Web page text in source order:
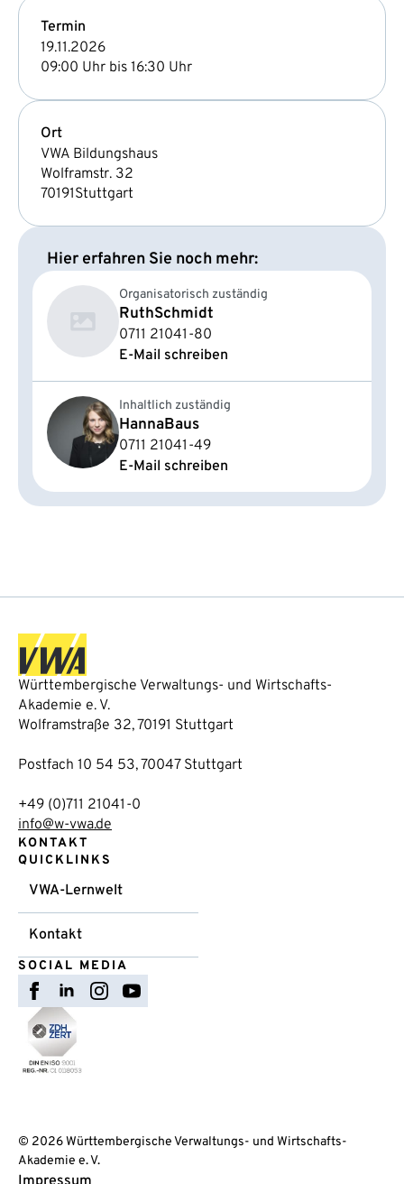
Termin
19.11.2026
09:00 Uhr bis 16:30 Uhr
Ort
VWA Bildungshaus
Wolframstr. 32
70191Stuttgart
Hier erfahren Sie noch mehr:
Organisatorisch zuständig
RuthSchmidt
0711 21041-80
E-Mail schreiben
Inhaltlich zuständig
HannaBaus
0711 21041-49
E-Mail schreiben
Württembergische Verwaltungs- und Wirtschafts-
Akademie e. V.
Wolframstraße 32, 70191 Stuttgart
Postfach 10 54 53, 70047 Stuttgart
+49 (0)711 21041-0
info@w-vwa.de
KONTAKT
QUICKLINKS
VWA-Lernwelt
Kontakt
SOCIAL MEDIA
© 2026 Württembergische Verwaltungs- und Wirtschafts-
Akademie e. V.